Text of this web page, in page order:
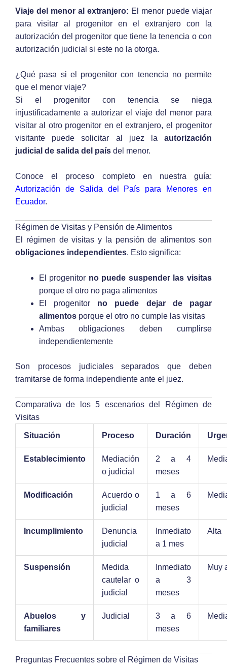
Viaje del menor al extranjero: El menor puede viajar
para visitar al progenitor en el extranjero con la
autorización del progenitor que tiene la tenencia o con
autorización judicial si este no la otorga.
¿Qué pasa si el progenitor con tenencia no permite
que el menor viaje?
Si el progenitor con tenencia se niega
injustificadamente a autorizar el viaje del menor para
visitar al otro progenitor en el extranjero, el progenitor
visitante puede solicitar al juez la autorización
judicial de salida del país del menor.
Conoce el proceso completo en nuestra guía:
Autorización de Salida del País para Menores en
Ecuador.
Régimen de Visitas y Pensión de Alimentos
El régimen de visitas y la pensión de alimentos son
obligaciones independientes. Esto significa:
El progenitor no puede suspender las visitas
porque el otro no paga alimentos
El progenitor no puede dejar de pagar
alimentosporque el otro no cumple las visitas
Ambas obligaciones deben cumplirse
independientemente
Son procesos judiciales separados que deben
tramitarse de forma independiente ante el juez.
Comparativa de los 5 escenarios del Régimen de
Visitas
Situación Proceso Duración
Establecimiento
Mediación
o judicial
2 a 4
meses
Modificación
Acuerdo o
judicial
1 a 6
meses
Incumplimiento
Denuncia
judicial
Inmediato
a 1 mes
Alta
Suspensión
Medida
cautelar o
judicial
Inmediato
a 3
meses
Muy
Abuelos y
familiares
Judicial
3 a 6
meses
Preguntas Frecuentes sobre el Régimen de Visitas